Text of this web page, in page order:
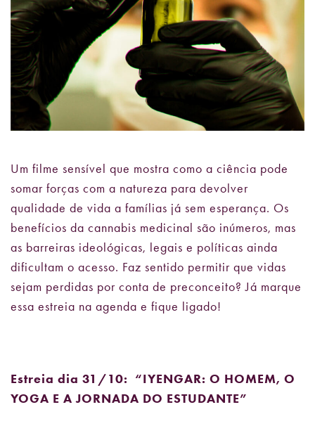
Um filme sensível que mostra como a ciência pode
somar forças com a natureza para devolver
qualidade de vida a famílias já sem esperança. Os
benefícios da cannabis medicinal são inúmeros, mas
as barreiras ideológicas, legais e políticas ainda
dificultam o acesso. Faz sentido permitir que vidas
sejam perdidas por conta de preconceito? Já marque
essa estreia na agenda e fique ligado!
Estreia dia 31/10: “IYENGAR: O HOMEM, O
YOGA E A JORNADA DO ESTUDANTE”